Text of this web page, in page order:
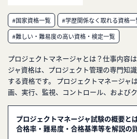
#国家資格一覧
#学歴関係なく取れる資格一
#難しい・難易度の高い資格・検定一覧
プロジェクトマネージャとは？仕事内容
ジャ資格は、プロジェクト管理の専門知
する資格です。 プロジェクトマネージャ
画、実行、監視、コントロール、および
プロジェクトマネージャ試験の概要と
合格率・難易度・合格基準等を解説の